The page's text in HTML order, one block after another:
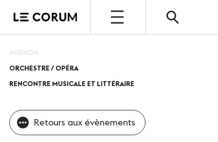
ESPACE PRO
Le Corum
Nos espaces
Vos évènements, nos références
AGENDA
ORCHESTRE / OPÉRA
RENCONTRE MUSICALE ET LITTÉRAIRE
Retours aux évènements